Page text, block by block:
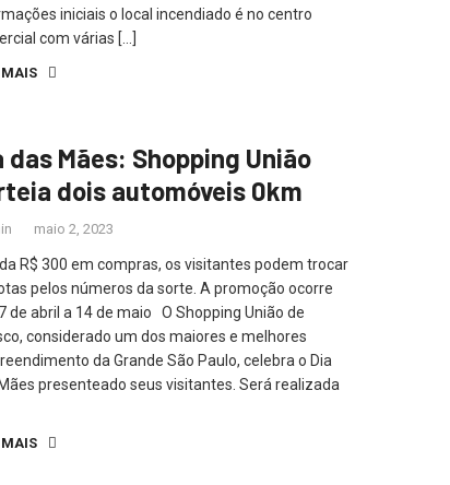
iniciais o local incendiado é no centro
com várias […]
MAIS
das Mães: Shopping União
dois automóveis 0km
maio 2, 2023
R$ 300 em compras, os visitantes podem trocar
pelos números da sorte. A promoção ocorre
de abril a 14 de maio O Shopping União de
considerado um dos maiores e melhores
da Grande São Paulo, celebra o Dia
presenteado seus visitantes. Será realizada
MAIS